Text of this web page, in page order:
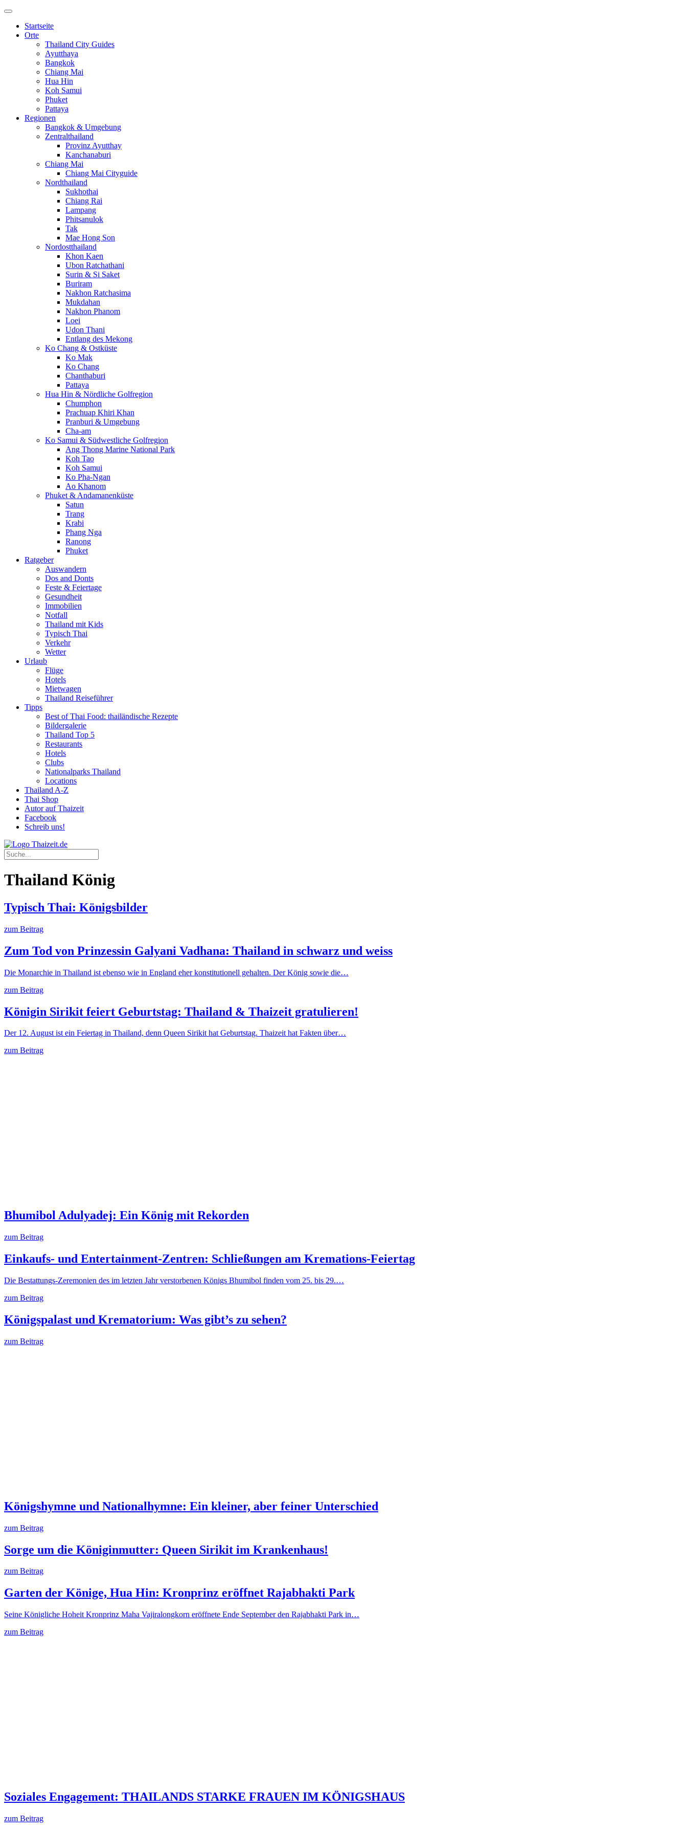
Startseite
Orte
Thailand City Guides
Ayutthaya
Bangkok
Chiang Mai
Hua Hin
Koh Samui
Phuket
Pattaya
Regionen
Bangkok & Umgebung
Zentralthailand
Provinz Ayutthay
Kanchanaburi
Chiang Mai
Chiang Mai Cityguide
Nordthailand
Sukhothai
Chiang Rai
Lampang
Phitsanulok
Tak
Mae Hong Son
Nordostthailand
Khon Kaen
Ubon Ratchathani
Surin & Si Saket
Buriram
Nakhon Ratchasima
Mukdahan
Nakhon Phanom
Loei
Udon Thani
Entlang des Mekong
Ko Chang & Ostküste
Ko Mak
Ko Chang
Chanthaburi
Pattaya
Hua Hin & Nördliche Golfregion
Chumphon
Prachuap Khiri Khan
Pranburi & Umgebung
Cha-am
Ko Samui & Südwestliche Golfregion
Ang Thong Marine National Park
Koh Tao
Koh Samui
Ko Pha-Ngan
Ao Khanom
Phuket & Andamanenküste
Satun
Trang
Krabi
Phang Nga
Ranong
Phuket
Ratgeber
Auswandern
Dos and Donts
Feste & Feiertage
Gesundheit
Immobilien
Notfall
Thailand mit Kids
Typisch Thai
Verkehr
Wetter
Urlaub
Flüge
Hotels
Mietwagen
Thailand Reiseführer
Tipps
Best of Thai Food: thailändische Rezepte
Bildergalerie
Thailand Top 5
Restaurants
Hotels
Clubs
Nationalparks Thailand
Locations
Thailand A-Z
Thai Shop
Autor auf Thaizeit
Facebook
Schreib uns!
Thailand König
Typisch Thai: Königsbilder
zum Beitrag
Zum Tod von Prinzessin Galyani Vadhana: Thailand in schwarz und weiss
Die Monarchie in Thailand ist ebenso wie in England eher konstitutionell gehalten. Der König sowie die…
zum Beitrag
Königin Sirikit feiert Geburtstag: Thailand & Thaizeit gratulieren!
Der 12. August ist ein Feiertag in Thailand, denn Queen Sirikit hat Geburtstag. Thaizeit hat Fakten über…
zum Beitrag
Bhumibol Adulyadej: Ein König mit Rekorden
zum Beitrag
Einkaufs- und Entertainment-Zentren: Schließungen am Kremations-Feiertag
Die Bestattungs-Zeremonien des im letzten Jahr verstorbenen Königs Bhumibol finden vom 25. bis 29.…
zum Beitrag
Königspalast und Krematorium: Was gibt’s zu sehen?
zum Beitrag
Königshymne und Nationalhymne: Ein kleiner, aber feiner Unterschied
zum Beitrag
Sorge um die Königinmutter: Queen Sirikit im Krankenhaus!
zum Beitrag
Garten der Könige, Hua Hin: Kronprinz eröffnet Rajabhakti Park
Seine Königliche Hoheit Kronprinz Maha Vajiralongkorn eröffnete Ende September den Rajabhakti Park in…
zum Beitrag
Soziales Engagement: THAILANDS STARKE FRAUEN IM KÖNIGSHAUS
zum Beitrag